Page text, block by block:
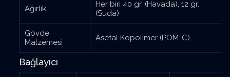
Ağırlık
Her biri 40 gr. (Havada), 12 gr.
(Suda)
Gövde
Malzemesi
Asetal Kopolimer (POM-C)
Bağlayıcı